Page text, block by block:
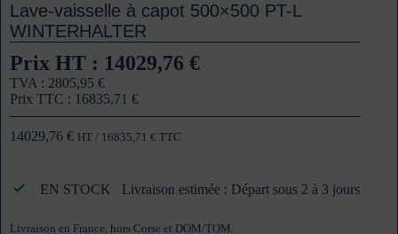
Lave-vaisselle à capot 500×500 PT-L
WINTERHALTER
Prix HT : 14029,76 €
TVA : 2805,95 €
Prix TTC : 16835,71 €
14029,76 € HT / 16835,71 € TTC
EN STOCK Livraison estimée : Départ sous 2 à 3 jours
Livraison en France, hors Corse et DOM/TOM.